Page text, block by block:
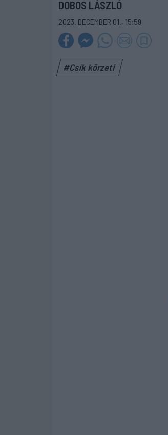
DOBOS LÁSZLÓ
2023. DECEMBER 01., 15:59
#Csík körzeti